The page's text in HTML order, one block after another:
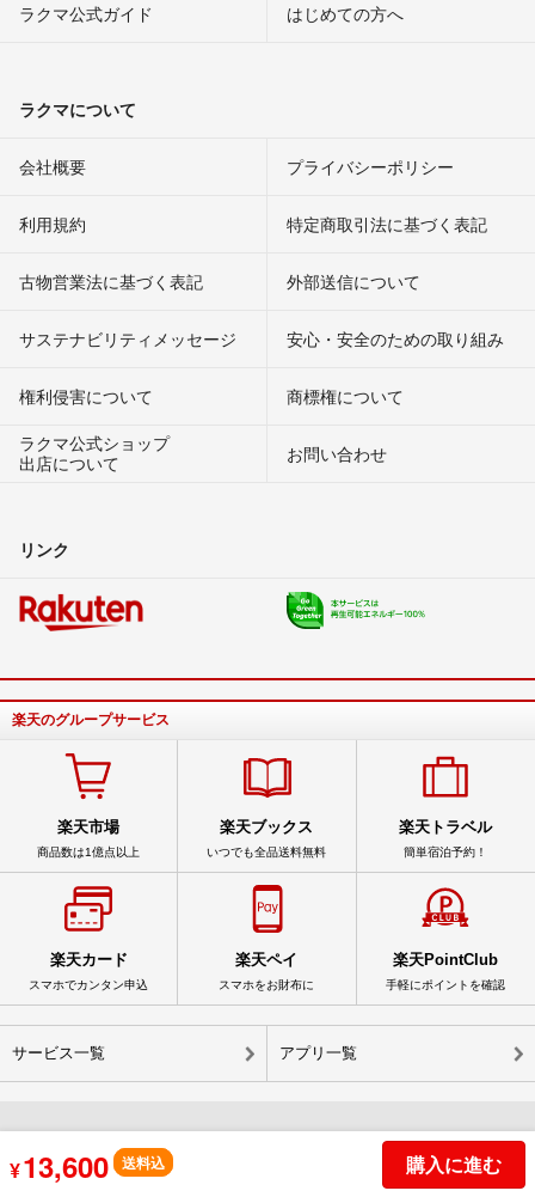
¥13,600 送料込 購入に進む
ラクマ公式ガイド はじめての方へ
ラクマについて
会社概要 プライバシーポリシー
利用規約 特定商取引法に基づく表記
古物営業法に基づく表記 外部送信について
サステナビリティメッセージ 安心・安全のための取り組み
権利侵害について
商標権について
ラクマ公式ショップ
出店について
お問い合わせ
リンク
楽天のグループサービス
楽天市場
商品数は1億点以上
楽天ブックス
いつでも全品送料無料
楽天トラベル
簡単宿泊予約！
楽天カード
スマホでカンタン申込
楽天ペイ
スマホをお財布に
楽天PointClub
手軽にポイントを確認
サービス一覧 アプリ一覧